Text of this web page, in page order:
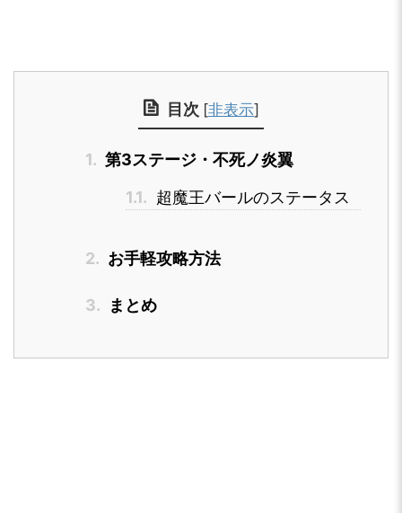
目次 [非表示]
1. 第3ステージ・不死ノ炎翼
1.1. 超魔王バールのステータス
2. お手軽攻略方法
3. まとめ